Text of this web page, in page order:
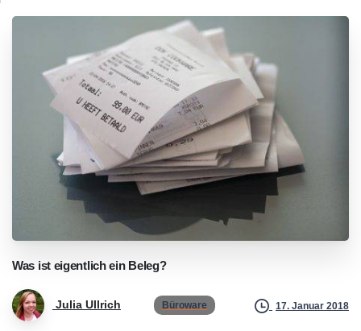
Was ist eigentlich ein Beleg?
Julia Ullrich Büroware 17. Januar 2018